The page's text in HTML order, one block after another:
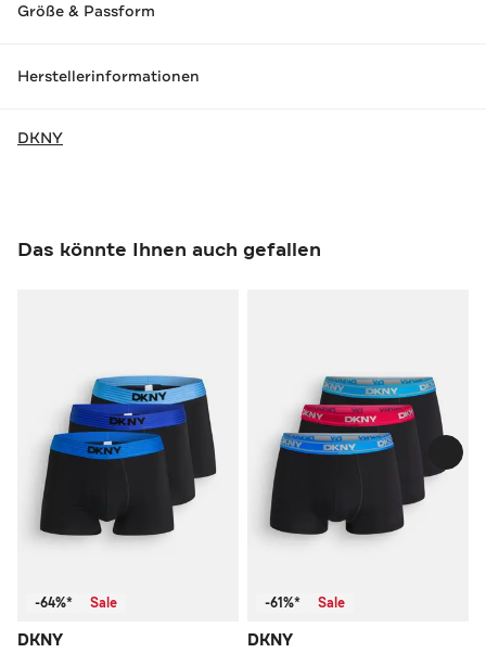
Größe & Passform
Herstellerinformationen
DKNY
Das könnte Ihnen auch gefallen
-64%* Sale
DKNY
-61%* Sale
DKNY